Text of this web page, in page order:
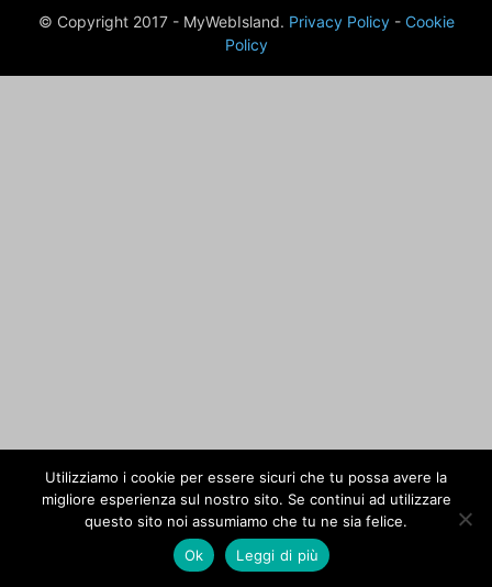
© Copyright 2017 - MyWebIsland. Privacy Policy- Cookie
Policy
Utilizziamo i cookie per essere sicuri che tu possa avere la
migliore esperienza sul nostro sito. Se continui ad utilizzare
questo sito noi assumiamo che tu ne sia felice.
Ok
Leggi di più